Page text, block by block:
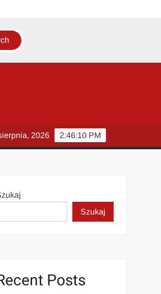
pasażerów 3. 5 godzin
2:46:11 PM
2026
Szukaj
Posts